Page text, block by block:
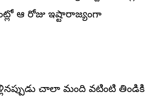
ఆ రోజు ఇష్టారాజ్యంగా
చాలా మంది వటింటి తిండికి